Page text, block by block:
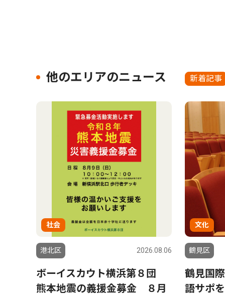
他のエリアのニュース 新着記事
社会
港北区 2026.08.06
ボーイスカウト横浜第８団
熊本地震の義援金募金 ８月
文化
鶴見区
鶴見国
語サポ